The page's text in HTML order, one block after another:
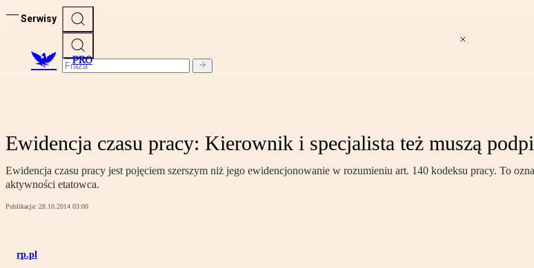
Serwisy
PRO
Ewidencja czasu pracy: Kierownik i specjalista też muszą
Ewidencja czasu pracy jest pojęciem szerszym niż jego ewidencjonowanie w rozumieniu art. 140 kodeksu pracy. To
aktywności etatowca.
Publikacja: 28.10.2014 03:00
rp.pl